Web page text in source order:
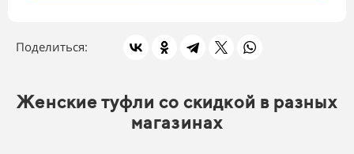
Поделиться:
Женские туфли со скидкой в разных
магазинах